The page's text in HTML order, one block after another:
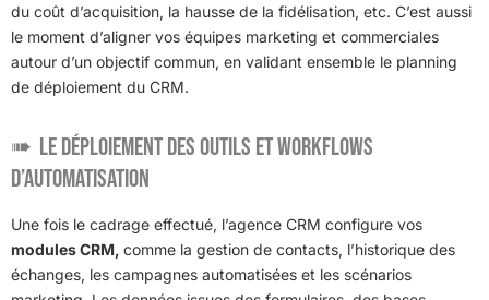
du coût d’acquisition, la hausse de la fidélisation, etc. C’est aussi
le moment d’aligner vos équipes marketing et commerciales
autour d’un objectif commun, en validant ensemble le planning
de déploiement du CRM.
Le déploiement des outils et workflows
d’automatisation
Une fois le cadrage effectué, l’agence CRM configure vos
modules CRM, comme la gestion de contacts, l’historique des
échanges, les campagnes automatisées et les scénarios